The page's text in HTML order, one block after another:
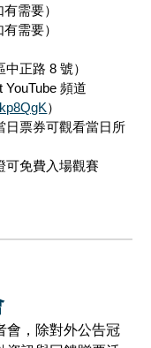
需要）
需要）
正路 8 號）
YouTube 頻道
）
日票券可觀看當日所
可免費入場觀賽
會，除對外公告冠